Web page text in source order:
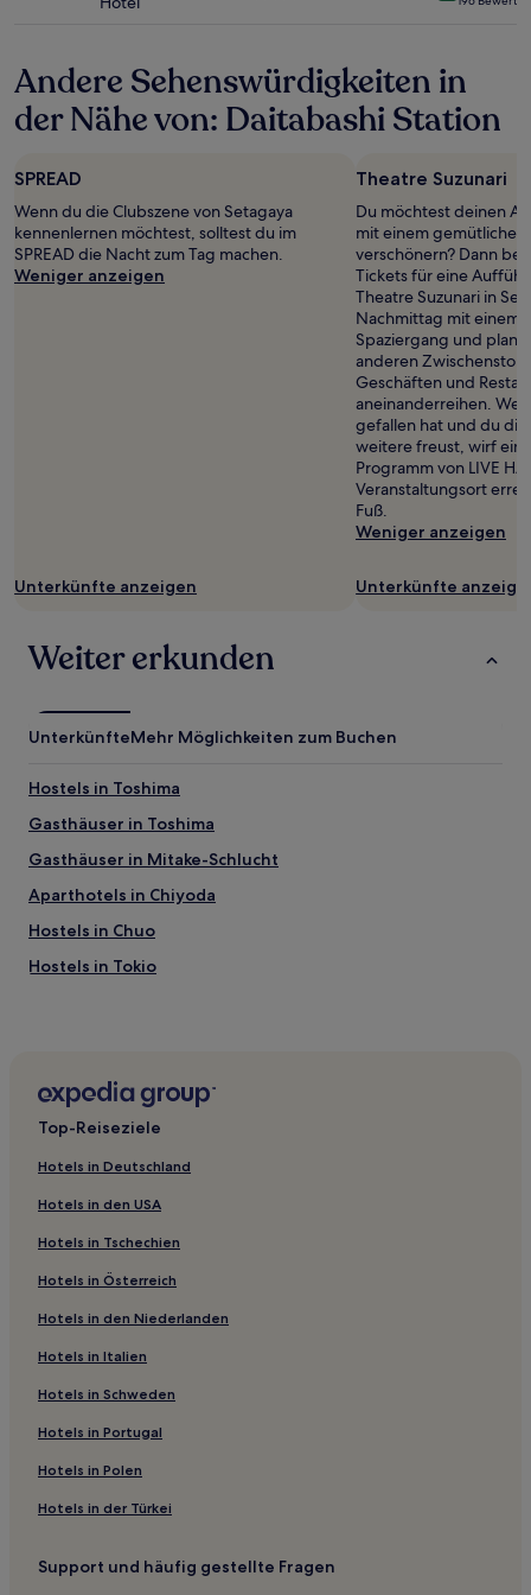
zusätzliche
Andere Sehenswürdigkeiten in
der Nähe von: Daitabashi Station
SPREAD
Wenn du die Clubszene von Setagaya
kennenlernen möchtest, solltest du im
SPREAD die Nacht zum Tag machen.
Weniger anzeigen
Unterkünfte anzeigen
Theatre Suzunari
Du möchtest deinen
mit einem
verschönern? Dann
Tickets für eine
Theatre Suzunari in
Nachmittag mit einem
Spaziergang und
anderen
Geschäften und
aneinanderreihen.
gefallen hat und du
weitere freust, wirf
Programm von LIVE
Veranstaltungsort
Fuß.
Weniger anzeigen
Unterkünfte
Weiter erkunden
UnterkünfteMehr Möglichkeiten zum Buchen
Hostels in Toshima
Gasthäuser in Toshima
Gasthäuser in Mitake-Schlucht
Aparthotels in Chiyoda
Hostels in Chuo
Hostels in Tokio
Aparthotels in Arakawa
Hostels in Kita
Hostels in Sumida
Hostels in Ota
Hostels in Minato
Shinsencho: Hotels
Hotels nahe Station Sakurajosui
Hotels nahe Station Sakura-Shinmachi
Hotels nahe Bahnhof Meidaimae
Hotels nahe Tokyu-Kabukicho-Turm
Hotels nahe Station Fujimigaoka
Hotels nahe Bahnhof Koenji
Hotels nahe Komabano Park
Top-Reiseziele
Hotels in Deutschland
Hotels in den USA
Hotels in Tschechien
Hotels in Österreich
Hotels in den Niederlanden
Hotels in Italien
Hotels in Schweden
Hotels in Portugal
Hotels in Polen
Hotels in der Türkei
Support und häufig gestellte Fragen